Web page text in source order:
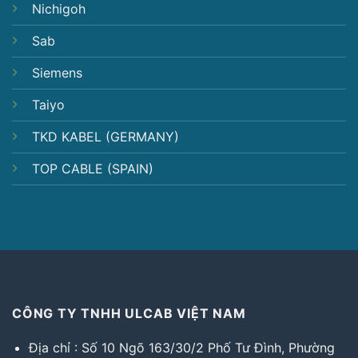
Nichigoh
Sab
Siemens
Taiyo
TKD KABEL (GERMANY)
TOP CABLE (SPAIN)
CÔNG TY TNHH ULCAB VIỆT NAM
Địa chỉ : Số 10 Ngõ 163/30/2 Phố Tư Đình, Phường